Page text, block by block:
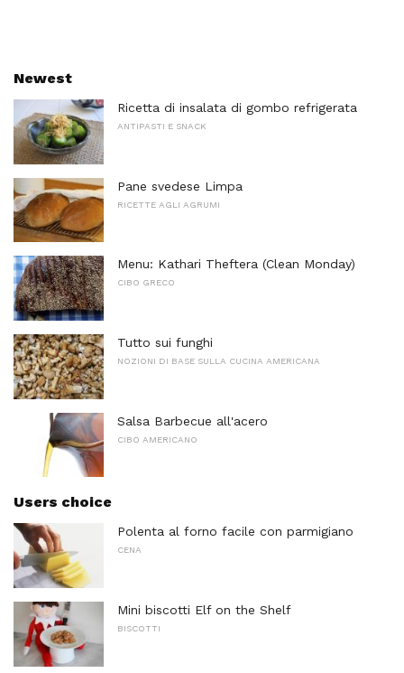
Newest
Ricetta di insalata di gombo refrigerata
ANTIPASTI E SNACK
Pane svedese Limpa
RICETTE AGLI AGRUMI
Menu: Kathari Theftera (Clean Monday)
CIBO GRECO
Tutto sui funghi
NOZIONI DI BASE SULLA CUCINA AMERICANA
Salsa Barbecue all'acero
CIBO AMERICANO
Users choice
Polenta al forno facile con parmigiano
CENA
Mini biscotti Elf on the Shelf
BISCOTTI